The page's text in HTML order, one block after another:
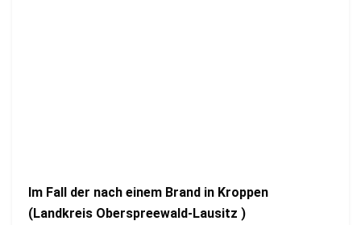
Im Fall der nach einem Brand in Kroppen
(Landkreis Oberspreewald-Lausitz )